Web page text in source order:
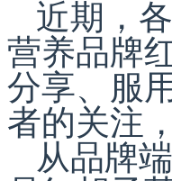
近期，
营养品牌
分享、服
者的关注
从品牌